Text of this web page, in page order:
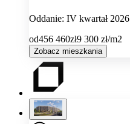
Oddanie: IV kwartał 2026
od456 460zł9 300 zł/m2
Zobacz mieszkania